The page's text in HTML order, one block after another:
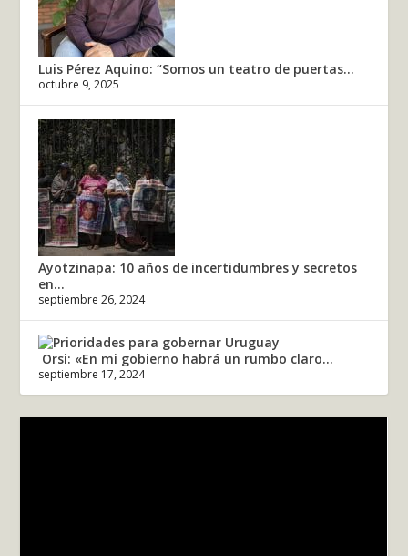
Luis Pérez Aquino: “Somos un teatro de puertas...
octubre 9, 2025
Ayotzinapa: 10 años de incertidumbres y secretos
en...
septiembre 26, 2024
Orsi: «En mi gobierno habrá un rumbo claro...
septiembre 17, 2024